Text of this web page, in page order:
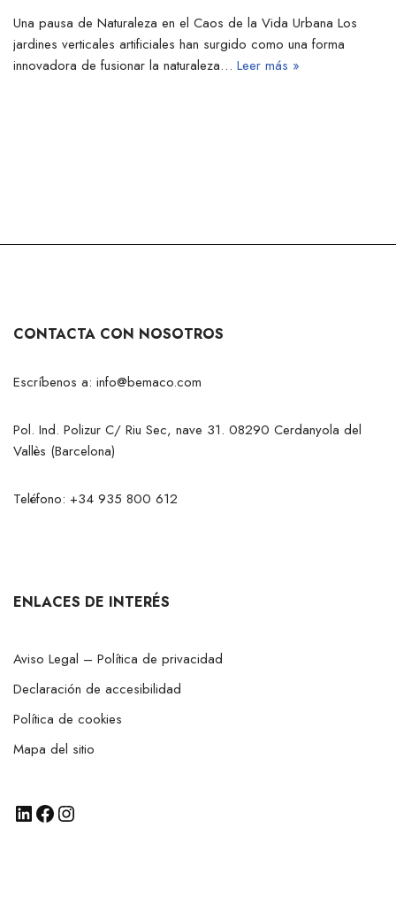
Una pausa de Naturaleza en el Caos de la Vida Urbana Los
jardines verticales artificiales han surgido como una forma
innovadora de fusionar la naturaleza… Leer más »
CONTACTA CON NOSOTROS
Escríbenos a: info@bemaco.com
Pol. Ind. Polizur C/ Riu Sec, nave 31. 08290 Cerdanyola del
Vallès (Barcelona)
Teléfono: +34 935 800 612
ENLACES DE INTERÉS
Aviso Legal – Política de privacidad
Declaración de accesibilidad
Política de cookies
Mapa del sitio